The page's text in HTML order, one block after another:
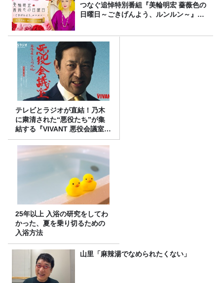
つなぐ追悼特別番組『美輪明宏 薔薇色の
日曜日～ごきげんよう、ルンルン～』
テレビとラジオが直結！乃木
に粛清された“悪役たち”が集
結する『VIVANT 悪役会議室』
7/26(日)23時スタート！
25年以上 入浴の研究をしてわ
かった、夏を乗り切るための
入浴方法
山里「麻辣湯でなめられたくない」